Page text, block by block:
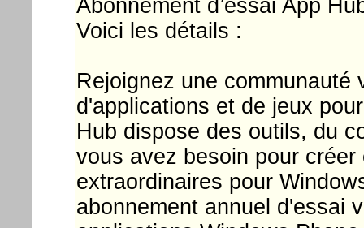
Abonnement d’essai App
Voici les détails :
Rejoignez une communauté
d'applications et de jeux
Hub dispose des outils, du
vous avez besoin pour
extraordinaires pour
abonnement annuel d'essai